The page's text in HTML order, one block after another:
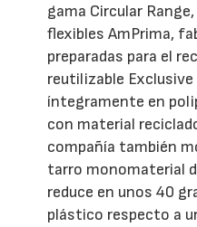
gama Circular
flexibles AmPrima,
preparadas para el
reutilizable Exclusive
íntegramente en
con material
compañía también
tarro monomaterial
reduce en unos 40
plástico respecto a